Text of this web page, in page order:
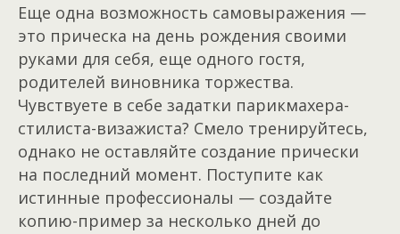
Еще одна возможность самовыражения —
это прическа на день рождения своими
руками для себя, еще одного гостя,
родителей виновника торжества.
Чувствуете в себе задатки парикмахера-
стилиста-визажиста? Смело тренируйтесь,
однако не оставляйте создание прически
на последний момент. Поступите как
истинные профессионалы — создайте
копию-пример за несколько дней до